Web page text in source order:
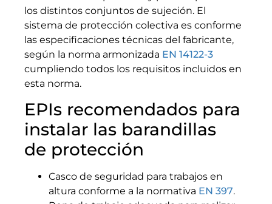
los distintos conjuntos de sujeción. El
sistema de protección colectiva es conforme
las especificaciones técnicas del fabricante,
según la norma armonizada EN 14122-3
cumpliendo todos los requisitos incluidos en
esta norma.
EPIs recomendados para
instalar las barandillas
de protección
Casco de seguridad para trabajos en
altura conforme a la normativa EN 397.